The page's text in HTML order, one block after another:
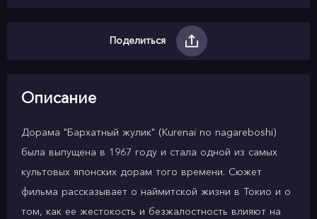
Поделиться
Описание
Дорама "Бархатный жулик" (Kurenai no nagareboshi)
была выпущена в 1967 году и стала одной из самых
культовых японских дорам того времени. Сюжет
фильма рассказывает о наймитской жизни в Токио и о
том, как ее жестокость и безжалостность влияют на